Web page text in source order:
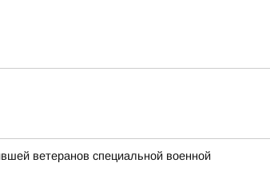
ветеранов специальной военной